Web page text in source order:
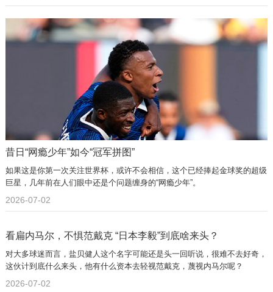
昔日“网瘾少年”如今“冠军拼图”
如果这是你第一次关注世界杯，或许不会相信，这个已经捧起金球奖的超级
巨星，几年前在人们眼中还是个问题缠身的“网瘾少年”。
2026-07-02
看扁内马尔，不惧范戴克 “日本李毅”到底啥来头？
对大多球迷而言，盐贝健人这个名字可能还是头一回听说，很难不去好奇，
这伙计到底什么来头，他有什么资本去轻视范戴克，蔑视内马尔呢？
2026-07-02